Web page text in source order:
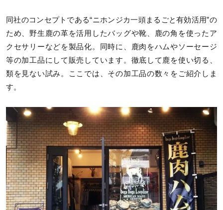
同社のコンセプトである“ニホンジカ一頭まるごと有効活用”の
ため、野生鹿の革を活用したバッグや靴、鹿の角を使ったア
クセサリーなどを製品化。同時に、鹿肉をハムやソーセージ
等の加工品にして販売しています。徹底して鹿を使い切る、
類を見ない試み。ここでは、その加工品の数々をご紹介しま
す。